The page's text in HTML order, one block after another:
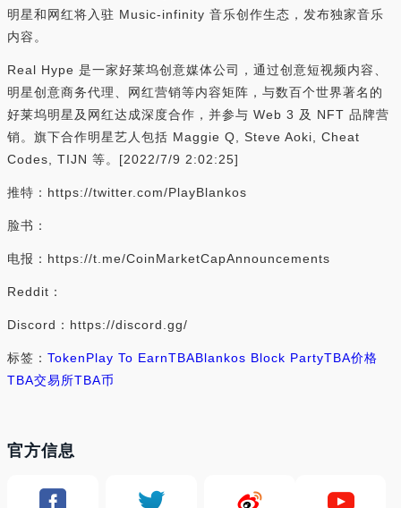
明星和网红将入驻 Music-infinity 音乐创作生态，发布独家音乐
内容。
Real Hype 是一家好莱坞创意媒体公司，通过创意短视频内容、
明星创意商务代理、网红营销等内容矩阵，与数百个世界著名的
好莱坞明星及网红达成深度合作，并参与 Web 3 及 NFT 品牌营
销。旗下合作明星艺人包括 Maggie Q, Steve Aoki, Cheat
Codes, TIJN 等。[2022/7/9 2:02:25]
推特：https://twitter.com/PlayBlankos
脸书：
电报：https://t.me/CoinMarketCapAnnouncements
Reddit：
Discord：https://discord.gg/
标签： TokenPlay To EarnTBABlankos Block PartyTBA价格
TBA交易所TBA币
官方信息